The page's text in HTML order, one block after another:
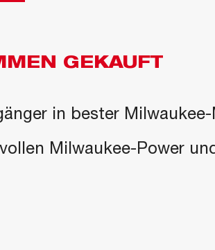
GEKAUFT
in bester Milwaukee-
Milwaukee-Power